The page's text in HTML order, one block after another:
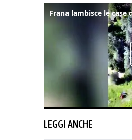
LEGGI ANCHE